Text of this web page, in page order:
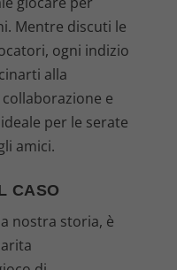
Mentre discuti le
ogni indizio
alla
e
per le serate
amici.
CASO
nostra storia, è